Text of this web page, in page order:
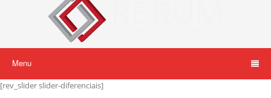
Menu
[rev_slider slider-diferenciais]